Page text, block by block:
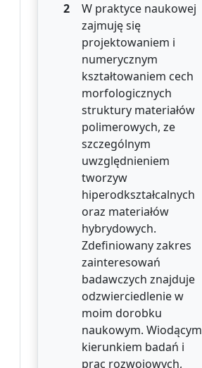
2
W praktyce naukowej
zajmuję się
projektowaniem i
numerycznym
kształtowaniem cech
morfologicznych
struktury materiałów
polimerowych, ze
szczególnym
uwzględnieniem
tworzyw
hiperodkształcalnych
oraz materiałów
hybrydowych.
Zdefiniowany zakres
zainteresowań
badawczych znajduje
odzwierciedlenie w
moim dorobku
naukowym. Wiodącym
kierunkiem badań i
prac rozwojowych,